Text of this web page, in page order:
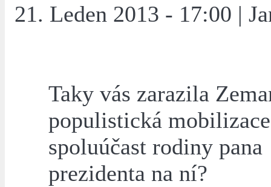
21. Leden 2013 - 17:00 |
Taky vás zarazila
populistická
spoluúčast rodiny pana
prezidenta na ní?